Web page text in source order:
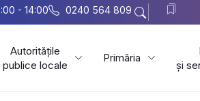
- 14:00 0240 564 809
Autoritățile
publice locale
Primăria
și